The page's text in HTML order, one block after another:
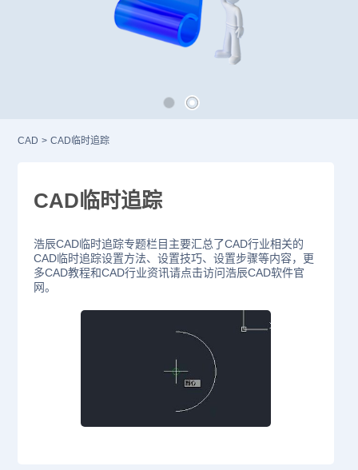
CAD > CAD临时追踪
CAD临时追踪
浩辰CAD临时追踪专题栏目主要汇总了CAD行业相关的
CAD临时追踪设置方法、设置技巧、设置步骤等内容，更
多CAD教程和CAD行业资讯请点击访问浩辰CAD软件官
网。